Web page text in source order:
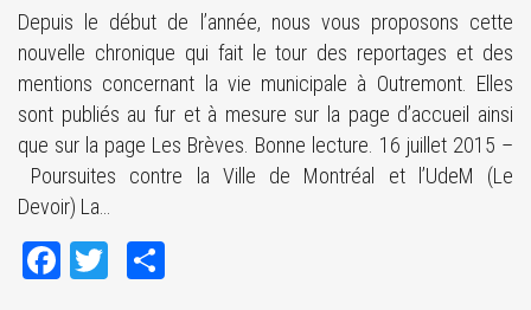
Depuis le début de l’année, nous vous proposons cette
nouvelle chronique qui fait le tour des reportages et des
mentions concernant la vie municipale à Outremont. Elles
sont publiés au fur et à mesure sur la page d’accueil ainsi
que sur la page Les Brèves. Bonne lecture. 16 juillet 2015 –
Poursuites contre la Ville de Montréal et l’UdeM (Le
Devoir) La…
FacebookTwitter